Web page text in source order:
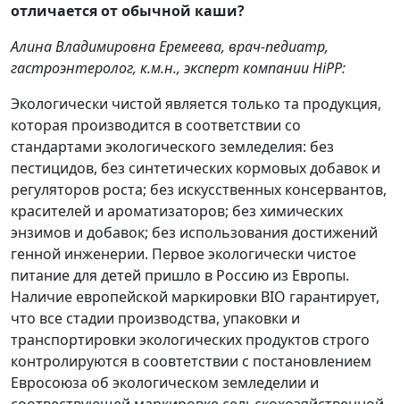
отличается от обычной каши?
Алина Владимировна Еремеева, врач-педиатр,
гастроэнтеролог, к.м.н., эксперт компании HiPP:
Экологически чистой является только та продукция,
которая производится в соответствии со
стандартами экологического земледелия: без
пестицидов, без синтетических кормовых добавок и
регуляторов роста; без искусственных консервантов,
красителей и ароматизаторов; без химических
энзимов и добавок; без использования достижений
генной инженерии. Первое экологически чистое
питание для детей пришло в Россию из Европы.
Наличие европейской маркировки BIO гарантирует,
что все стадии производства, упаковки и
транспортировки экологических продуктов строго
контролируются в соовтетствии с постановлением
Евросоюза об экологическом земледелии и